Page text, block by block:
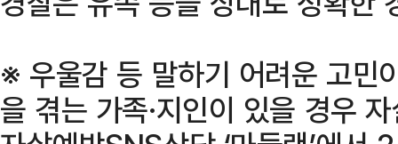
※ 우울감 등 말하기 어려운 고민
을 겪는 가족·지인이 있을 경우